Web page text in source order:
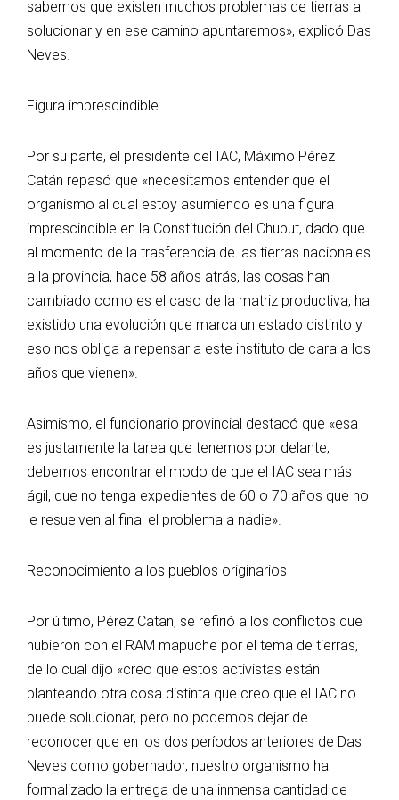
sabemos que existen muchos problemas de tierras a
solucionar y en ese camino apuntaremos», explicó Das
Neves.
Figura imprescindible
Por su parte, el presidente del IAC, Máximo Pérez
Catán repasó que «necesitamos entender que el
organismo al cual estoy asumiendo es una figura
imprescindible en la Constitución del Chubut, dado que
al momento de la trasferencia de las tierras nacionales
a la provincia, hace 58 años atrás, las cosas han
cambiado como es el caso de la matriz productiva, ha
existido una evolución que marca un estado distinto y
eso nos obliga a repensar a este instituto de cara a los
años que vienen».
Asimismo, el funcionario provincial destacó que «esa
es justamente la tarea que tenemos por delante,
debemos encontrar el modo de que el IAC sea más
ágil, que no tenga expedientes de 60 o 70 años que no
le resuelven al final el problema a nadie».
Reconocimiento a los pueblos originarios
Por último, Pérez Catan, se refirió a los conflictos que
hubieron con el RAM mapuche por el tema de tierras,
de lo cual dijo «creo que estos activistas están
planteando otra cosa distinta que creo que el IAC no
puede solucionar, pero no podemos dejar de
reconocer que en los dos períodos anteriores de Das
Neves como gobernador, nuestro organismo ha
formalizado la entrega de una inmensa cantidad de